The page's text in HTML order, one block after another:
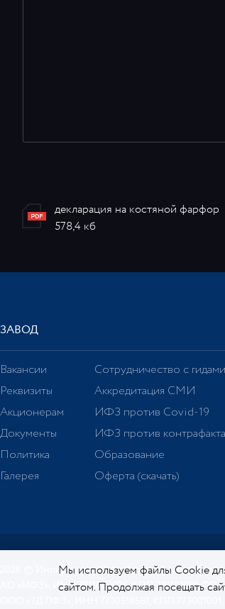
декларация на костяной фарфор
578,4 кб
ЗАВОД
Вакансии
Реквизиты
Акционерам
Документы
Политика
Галерея
Сотрудничество с гидами
Аккредитация СМИ
ИФЗ против Covid-19
ИФЗ против контрафакта
Образование
Оферта (скачать)
2026 © Императорский фарфоровый завод.
АО «ИФЗ», ИНН 7811000276, КПП 781101001,
Мы используем файлы Cookie
сайтом. Продолжая посещать